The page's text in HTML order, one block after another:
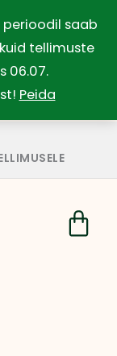
perioodil saab
tellimuste
06.07.
Peida